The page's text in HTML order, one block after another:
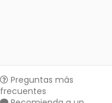
Preguntas más
frecuentes